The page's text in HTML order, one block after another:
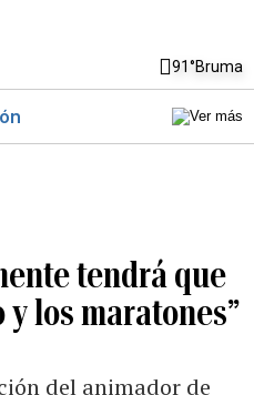
91°Bruma
tendrá que
los maratones”
del animador de